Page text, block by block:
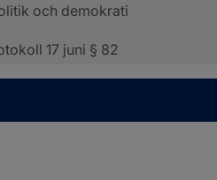
och demokrati
17 juni § 82